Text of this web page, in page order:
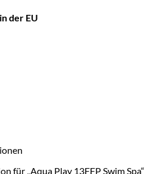
der EU
für „Aqua Play 13FFP Swim Spa“